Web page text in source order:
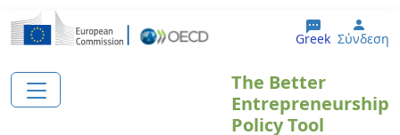
Παράκαμψη προς το κυρίως περιεχόμενο
Greek User
Σύνδεση
The Better
Entrepreneurship
Policy Tool